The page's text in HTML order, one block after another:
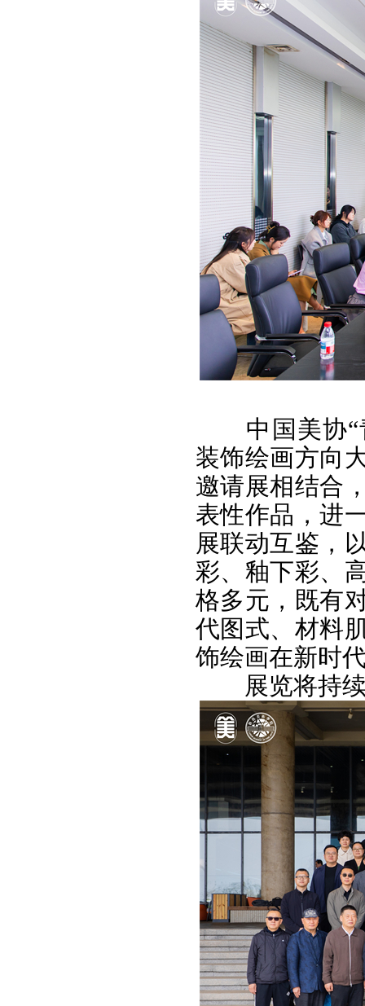
中国美协
装饰绘画方向
邀请展相结合
表性作品，进
展联动互鉴，
彩、釉下彩、
格多元，既有
代图式、材料
饰绘画在新时
展览将持